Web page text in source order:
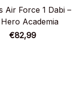
Air Force 1 Dabi –
Academia
€82,99